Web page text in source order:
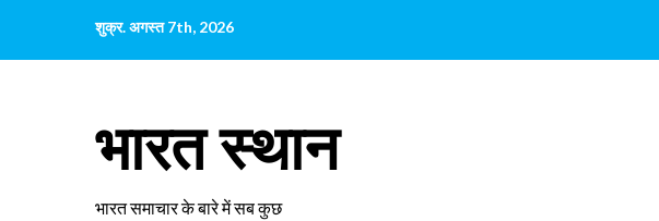
पर
शुक्र. अगस्त 7th, 2026
भारत स्थान
भारत समाचार के बारे में सब कुछ